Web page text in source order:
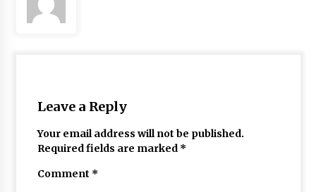
May 10, 2022
Thought Of The Day 9 May
Leave a Reply
Your email address will not be published.
Required fields are marked *
Comment *